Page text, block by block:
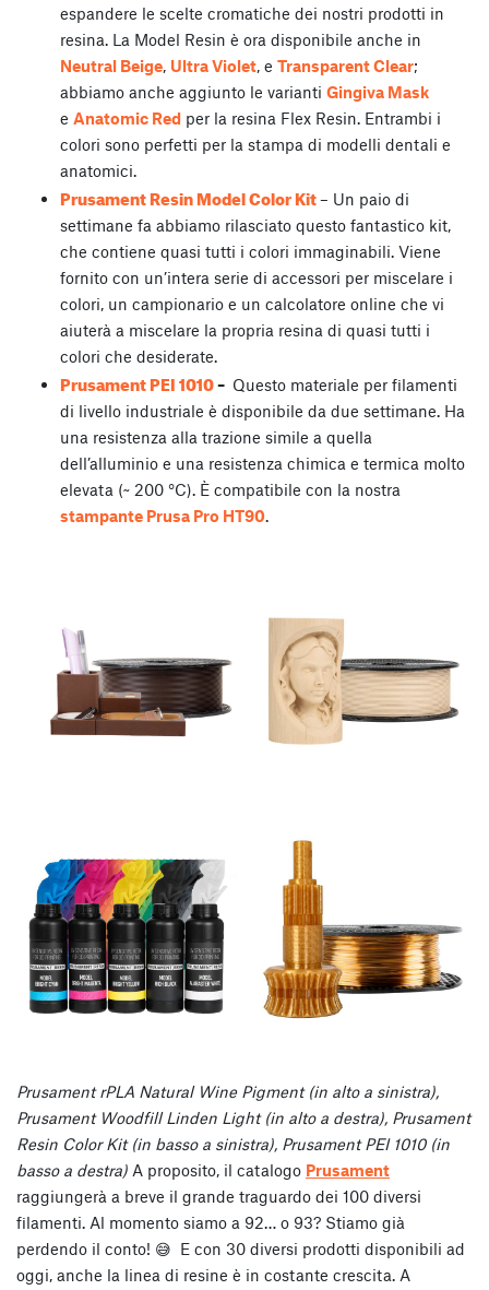
espandere le scelte cromatiche dei nostri prodotti in
resina. La Model Resin è ora disponibile anche in
Neutral Beige, Ultra Violet, e Transparent Clear;
abbiamo anche aggiunto le varianti Gingiva Mask
e Anatomic Red per la resina Flex Resin. Entrambi i
colori sono perfetti per la stampa di modelli dentali e
anatomici.
Prusament Resin Model Color Kit– Un paio di
settimane fa abbiamo rilasciato questo fantastico kit,
che contiene quasi tutti i colori immaginabili. Viene
fornito con un’intera serie di accessori per miscelare i
colori, un campionario e un calcolatore online che vi
aiuterà a miscelare la propria resina di quasi tutti i
colori che desiderate.
Prusament PEI 1010– Questo materiale per filamenti
di livello industriale è disponibile da due settimane. Ha
una resistenza alla trazione simile a quella
dell’alluminio e una resistenza chimica e termica molto
elevata (~ 200 °C). È compatibile con la nostra
stampante Prusa Pro HT90.
Prusament rPLA Natural Wine Pigment (in alto a sinistra),
Prusament Woodfill Linden Light (in alto a destra), Prusament
Resin Color Kit (in basso a sinistra), Prusament PEI 1010 (in
basso a destra) A proposito, il catalogo Prusament
raggiungerà a breve il grande traguardo dei 100 diversi
filamenti. Al momento siamo a 92… o 93? Stiamo già
perdendo il conto! 😅 E con 30 diversi prodotti disponibili ad
oggi, anche la linea di resine è in costante crescita. A